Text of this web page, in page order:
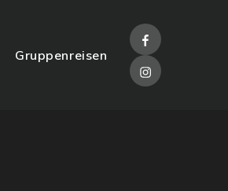
Gruppenreisen
Facebook
Instagram